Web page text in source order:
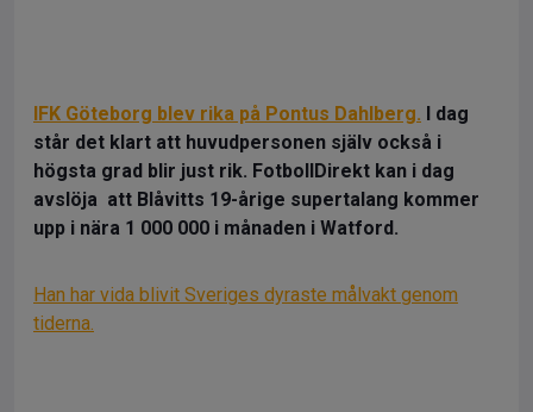
IFK Göteborg blev rika på Pontus Dahlberg. I dag
står det klart att huvudpersonen själv också i
högsta grad blir just rik. FotbollDirekt kan i dag
avslöja att Blåvitts 19-årige supertalang kommer
upp i nära 1 000 000 i månaden i Watford.
Han har vida blivit Sveriges dyraste målvakt genom
tiderna.